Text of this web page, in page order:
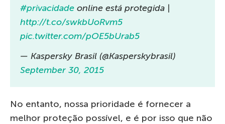
#privacidade online está protegida |
http://t.co/swkbUoRvm5
pic.twitter.com/pOE5bUrab5
— Kaspersky Brasil (@Kasperskybrasil)
September 30, 2015
No entanto, nossa prioridade é fornecer a
melhor proteção possível, e é por isso que não